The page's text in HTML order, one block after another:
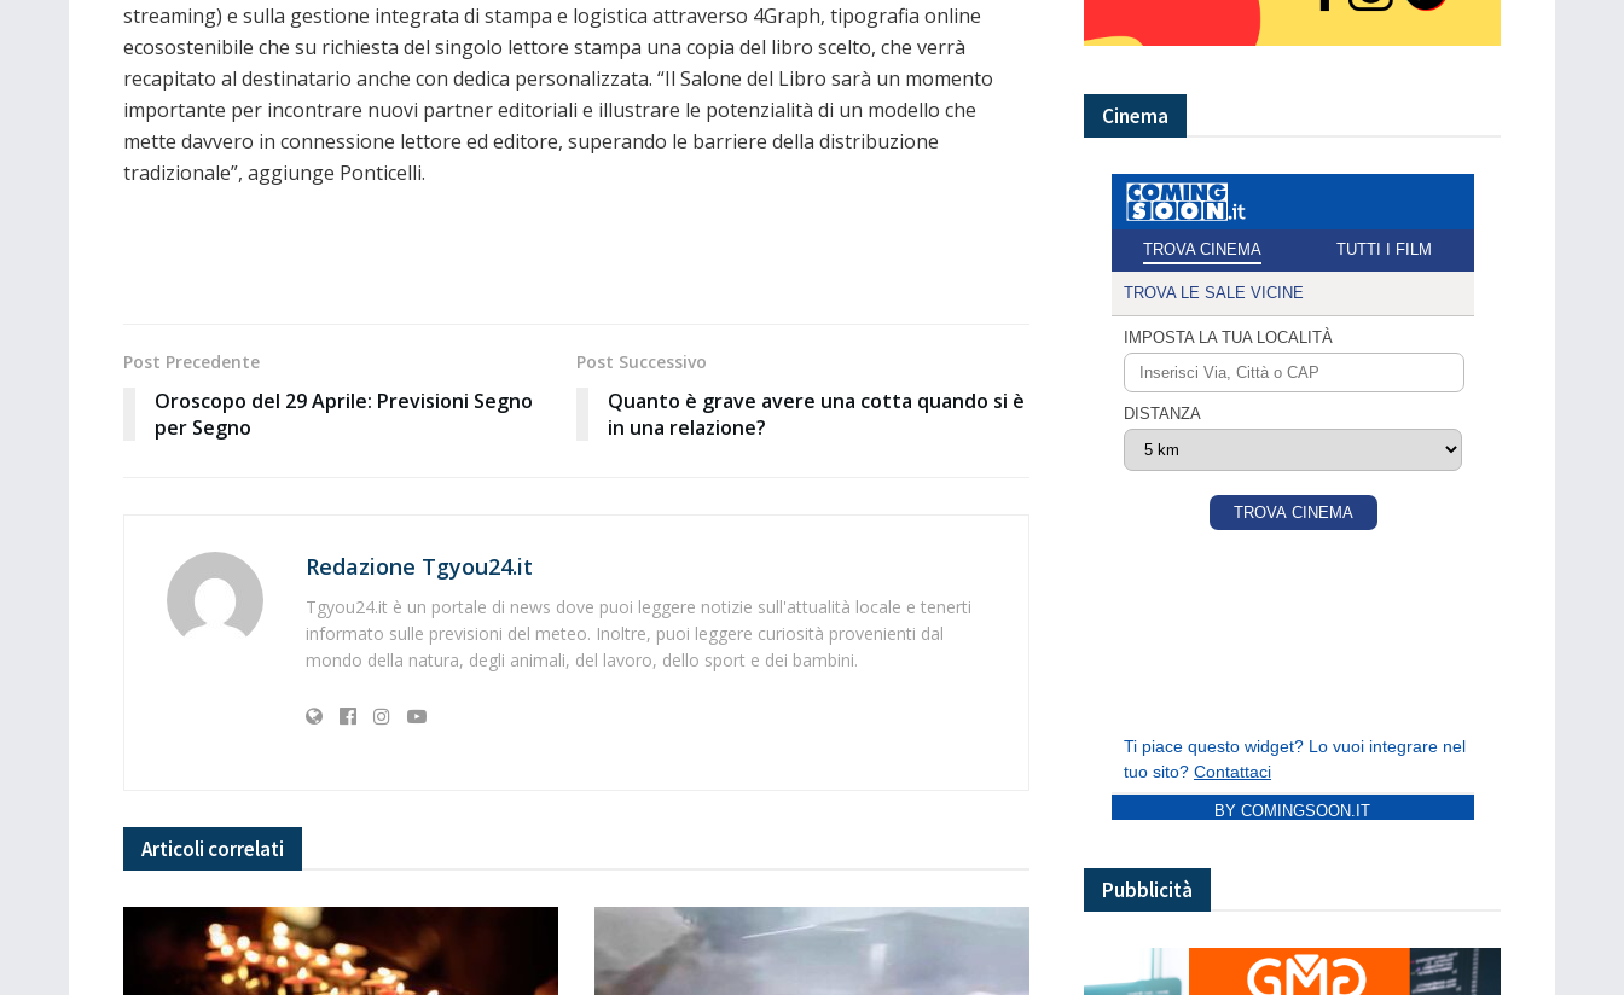
streaming) e sulla gestione integrata di stampa e logistica attraverso 4Graph, tipografia online
ecosostenibile che su richiesta del singolo lettore stampa una copia del libro scelto, che verrà
recapitato al destinatario anche con dedica personalizzata. “Il Salone del Libro sarà un momento
importante per incontrare nuovi partner editoriali e illustrare le potenzialità di un modello che
mette davvero in connessione lettore ed editore, superando le barriere della distribuzione
tradizionale”, aggiunge Ponticelli.
Post Precedente
Oroscopo del 29 Aprile: Previsioni Segno
per Segno
Post Successivo
Quanto è grave avere una cotta quando si è
in una relazione?
Redazione Tgyou24.it
Tgyou24.it è un portale di news dove puoi leggere notizie sull'attualità locale e tenerti
informato sulle previsioni del meteo. Inoltre, puoi leggere curiosità provenienti dal
mondo della natura, degli animali, del lavoro, dello sport e dei bambini.
Articoli correlati
Cinema
BY COMINGSOON.IT
Pubblicità